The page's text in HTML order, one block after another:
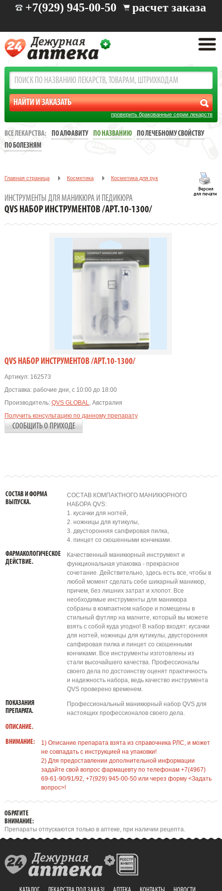
+7(929) 945-00-50 расчет заказа
проверить бракованные серии лекарств
ВСЕ ЛЕКАРСТВА: ПО АЛФАВИТУ ПО НАЗВАНИЮ
ПО ЛЕЧЕБНОМУ СВОЙСТВУ
ПО БОЛЕЗНЯМ
Главная страница Косметика Косметика для рук
QVS НАБОР ИНСТРУМЕНТОВ /АРТ.10-1300/
ИНСТРУМЕНТЫ ДЛЯ МАНИКЮРА И ПЕДИКЮРА
QVS НАБОР ИНСТРУМЕНТОВ /АРТ.10-1300/
QVS НАБОР ИНСТРУМЕНТОВ /АРТ.10-1300/
Артикул:162573
Доставка: рабочие дни, с 10:00 до 18:00
Производитель: QVS GLOBAL, Австралия
Получить консультацию по данному препарату
СООБЩИТЬ О ПРИХОДЕ
СОСТАВ И ФОРМА
ВЫПУСКА.
СОСТАВ КОМПАКТНОГО МАНИКЮРНОГО
НАБОРА QVS:
1. кусачки для ногтей,
2. ножницы для кутикулы,
3. двусторонняя сапфировая пилка,
4. пинцет со скошенными кончиками.
ФАРМАКОЛОГИЧЕСКОЕ
ДЕЙСТВИЕ.
Качественный маникюрный инструмент и
функциональная упаковка - прекрасное
сочетание. Действительно, здесь есть все, чтобы в
любой момент сделать себе шикарный маникюр,
причем, без лишних затрат и хлопот. Все
необходимые инструменты для маникюра
собраны в компактном наборе и помещены в
стильный футляр на магните, который вы можете
взять с собой куда угодно! В набор входят: кусачки
для ногтей, ножницы для кутикулы, двусторонняя
сапфировая пилка и пинцет со скошенными
кончиками. Все инструменты изготовлены из
стали высочайшего качества. Профессионалы
своего дела по достоинству оценят практичность
и надежность набора, ведь качество инструмента
QVS проверено временем.
ПОКАЗАНИЯ
ПРЕПАРАТА.
Профессиональный маникюрный набор QVS для
настоящих профессионалов своего дела.
ОПИСАНИЕ.
ВНИМАНИЕ:
1) Описание препарата взята из справочника РЛС, и может
не совпадать с инструкцией на упаковки!
2) Для предоставлении дополнительной информации
задайте свой вопрос фармацевту по телефонам +7(4967)
69-61-90/91/92, +7(929) 945-00-50 или через форму <Задать
вопрос>!
ОБРАТИТЕ
ВНИМАНИЕ:
Препараты отпускаются только в аптеке, при наличии рецепта.